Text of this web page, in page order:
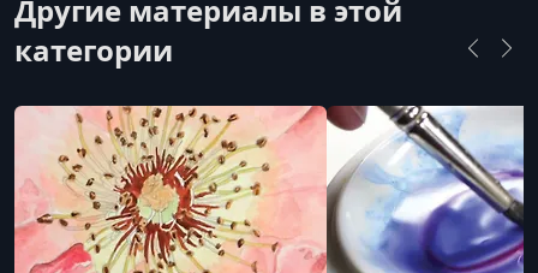
Другие материалы в этой
категории